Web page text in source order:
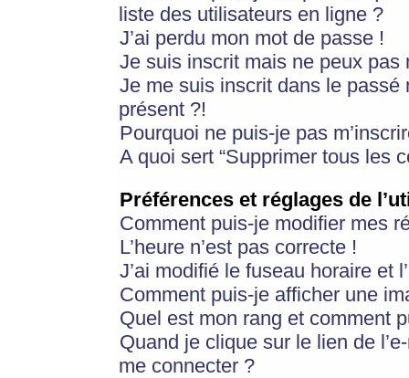
liste des utilisateurs en ligne ?
J’ai perdu mon mot de passe !
Je suis inscrit mais ne peux pas
Je me suis inscrit dans le
présent ?!
Pourquoi ne puis-je pas
A quoi sert “Supprimer tous les
Préférences et réglages de
Comment puis-je modifier mes
L’heure n’est pas correcte !
J’ai modifié le fuseau horaire et
Comment puis-je afficher une
Quel est mon rang et comment
Quand je clique sur le lien de
me connecter ?